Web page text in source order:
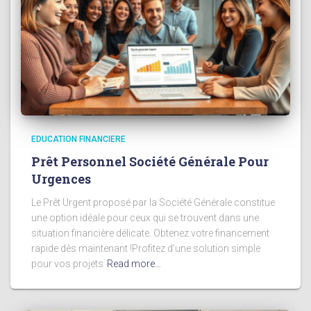
EDUCATION FINANCIERE
Prêt Personnel Société Générale Pour
Urgences
Le Prêt Urgent proposé par la Société Générale constitue
une option idéale pour ceux qui se trouvent dans une
situation financière délicate. Obtenez votre financement
rapide dès maintenant !Profitez d’une solution simple
pour vos projets Read more…